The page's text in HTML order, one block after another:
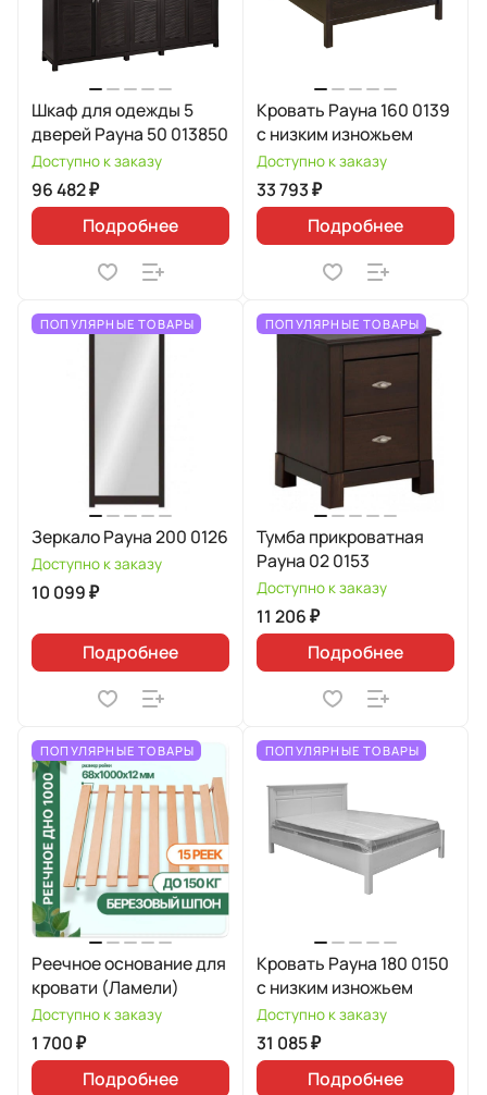
Шкаф для одежды 5
дверей Рауна 50 013850
Доступно к заказу
96 482 ₽
Подробнее
Кровать Рауна 160 0139
с низким изножьем
Доступно к заказу
33 793 ₽
Подробнее
ПОПУЛЯРНЫЕ ТОВАРЫ
Зеркало Рауна 200 0126
Доступно к заказу
10 099 ₽
Подробнее
ПОПУЛЯРНЫЕ ТОВАРЫ
Тумба прикроватная
Рауна 02 0153
Доступно к заказу
11 206 ₽
Подробнее
ПОПУЛЯРНЫЕ ТОВАРЫ
Реечное основание для
кровати (Ламели)
Доступно к заказу
1 700 ₽
Подробнее
ПОПУЛЯРНЫЕ ТОВАРЫ
Кровать Рауна 180 0150
с низким изножьем
Доступно к заказу
31 085 ₽
Подробнее